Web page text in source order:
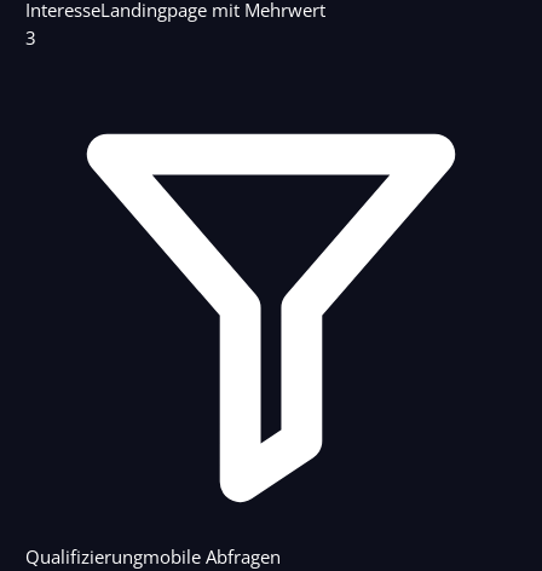
InteresseLandingpage mit Mehrwert
3
Qualifizierungmobile Abfragen